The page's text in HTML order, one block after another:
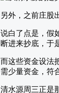
另外，之前庄股
说白了点是，假
断进来抄底，于
而这些资金设法
需少量资金，符
清水源周三正是